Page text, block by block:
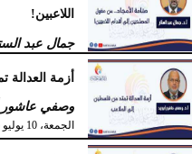
اللاعبين!
جمال عبد
لرابطة علماء أهل السنة
الأربعاء، 15 يوليو 2026 09:08 صـ
أزمة
وصفي عاشور
الجمعة، 10 يوليو 2026